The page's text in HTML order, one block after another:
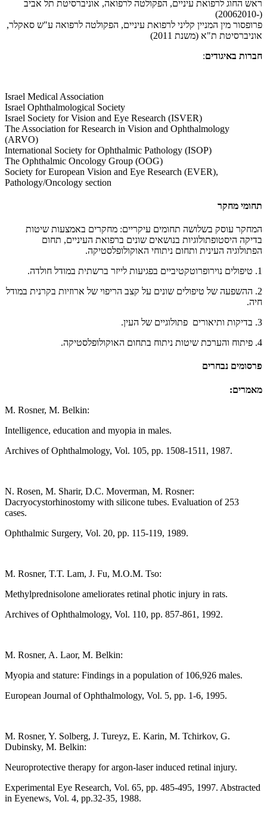
ראש החוג לרפואת עיניים, הפקולטה לרפואה, אוניברסיטת תל אביב
(
-
2010
2006)
פרופסור מין המניין קליני לרפואת עיניים, הפקולטה לרפואה ע"ש סאקלר,
אוניברסיטת ת"א (משנת 2011)
חברות באיגודים:
Israel Medical Association
Israel Ophthalmological Society
Israel Society for Vision and Eye Research (ISVER)
The Association for Research in Vision and Ophthalmology
(ARVO)
International Society for Ophthalmic Pathology (ISOP)
The Ophthalmic Oncology Group (OOG)
Society for European Vision and Eye Research (EVER),
Pathology/Oncology section
תחומי מחקר
המחקר עוסק בשלושה תחומים עיקריים: מחקרים באמצעות שיטות
בדיקה היסטופתולוגיות בנושאים שונים ברפואת העיניים, תחום
הפתולוגיה העינית ותחום ניתוחי האוקולופלסטיקה.
1. טיפולים נוירופרוטקטיביים בפגיעות לייזר ברשתית במודל חולדה.
2. ההשפעה של טיפולים שונים על קצב הריפוי של ארוזיות בקרנית במודל
חיה.
3. בדיקות ותיאורים פתולוגיים של העין.
4. פיתוח והערכת שיטות ניתוח בתחום האוקולופלסטיקה.
פרסומים נבחרים
מאמרים:
M. Rosner, M. Belkin:
Intelligence, education and myopia in males.
Archives of Ophthalmology, Vol. 105, pp. 1508-1511, 1987.
N. Rosen, M. Sharir, D.C. Moverman, M. Rosner:
Dacryocystorhinostomy with silicone tubes. Evaluation of 253
cases.
Ophthalmic Surgery, Vol. 20, pp. 115-119, 1989.
M. Rosner, T.T. Lam, J. Fu, M.O.M. Tso:
Methylprednisolone ameliorates retinal photic injury in rats.
Archives of Ophthalmology, Vol. 110, pp. 857-861, 1992.
M. Rosner, A. Laor, M. Belkin:
Myopia and stature: Findings in a population of 106,926 males.
European Journal of Ophthalmology, Vol. 5, pp. 1-6, 1995.
M. Rosner, Y. Solberg, J. Tureyz, E. Karin, M. Tchirkov, G.
Dubinsky, M. Belkin:
Neuroprotective therapy for argon-laser induced retinal injury.
Experimental Eye Research, Vol. 65, pp. 485-495, 1997. Abstracted
in Eyenews, Vol. 4, pp.32-35, 1988.